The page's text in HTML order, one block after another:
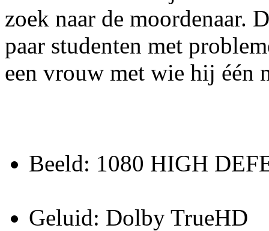
zoek naar de moordenaar.
paar studenten met
een vrouw met wie hij één
Beeld: 1080 HIGH
Geluid: Dolby TrueHD